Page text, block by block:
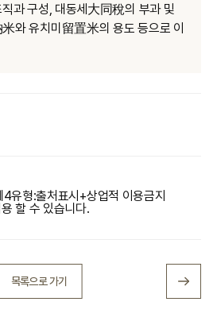
과 구성‚ 대동세大同稅의 부과 및
와 유치미留置米의 용도 등으로 이
4유형:출처표시+상업적 이용금지
할 수 있습니다.
목록으로 가기